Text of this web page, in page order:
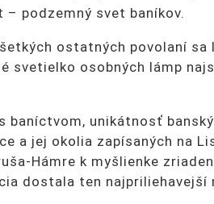
podzemný svet baníkov.
ostatných povolaní
svetielko osobných lámp
baníctvom, unikátnosť
a jej okolia zapísaných na
Hámre k myšlienke
dostala ten najpriliehavejší